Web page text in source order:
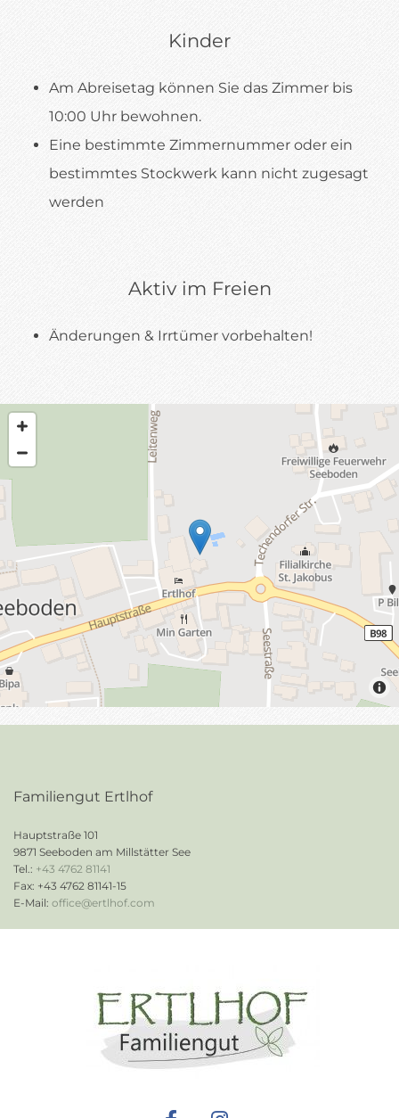
Kinder
Am Abreisetag können Sie das Zimmer bis
10:00 Uhr bewohnen.
Eine bestimmte Zimmernummer oder ein
bestimmtes Stockwerk kann nicht zugesagt
werden
Aktiv im Freien
Änderungen & Irrtümer vorbehalten!
Familiengut Ertlhof
Hauptstraße 101
9871 Seeboden am Millstätter See
Tel.: +43 4762 81141
Fax: +43 4762 81141-15
E-Mail: office@ertlhof.com